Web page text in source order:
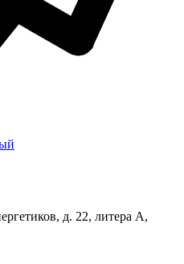
д. 22, литера А,